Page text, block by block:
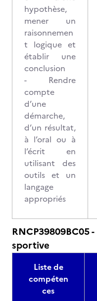
hypothèse,
mener un
raisonnemen
t logique et
établir une
conclusion
- Rendre
compte
d’une
démarche,
d’un résultat,
à l’oral ou à
l’écrit en
utilisant des
outils et un
langage
appropriés
RNCP39809BC05
sportive
Liste de
compéten
ces